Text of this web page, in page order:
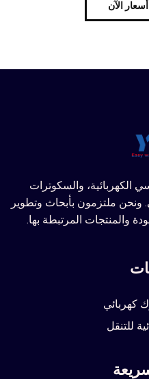
الآن
والسكوترات
ونحن ملتزمون بأبحاث وتطوير
والمنتجات المرتبطة بها.
كهربائي
للتنقل